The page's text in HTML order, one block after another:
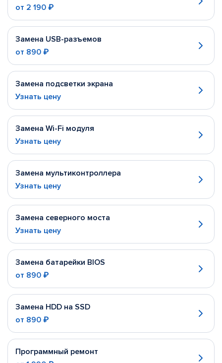
от 2 190 ₽
Замена USB-разъемов
от 890 ₽
Замена подсветки экрана
Узнать цену
Замена Wi-Fi модуля
Узнать цену
Замена мультиконтроллера
Узнать цену
Замена северного моста
Узнать цену
Замена батарейки BIOS
от 890 ₽
Замена HDD на SSD
от 890 ₽
Программный ремонт